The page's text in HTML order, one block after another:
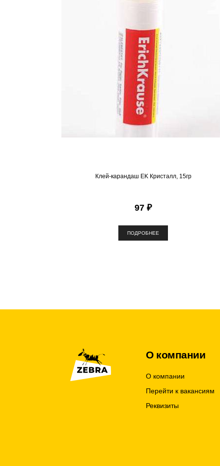
Клей-карандаш EK Кристалл, 15гр
97 ₽
ПОДРОБНЕЕ
О компании
О компании
Перейти к вакансиям
Реквизиты